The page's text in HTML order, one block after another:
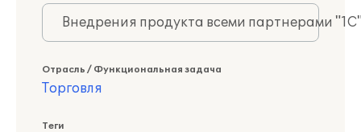
Внедрения продукта всеми партнерами
Отрасль / Функциональная задача
Торговля
Теги